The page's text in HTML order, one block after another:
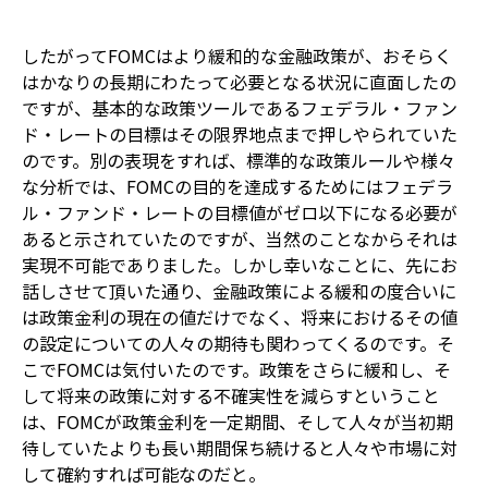
したがってFOMCはより緩和的な金融政策が、おそらく
はかなりの長期にわたって必要となる状況に直面したの
ですが、基本的な政策ツールであるフェデラル・ファン
ド・レートの目標はその限界地点まで押しやられていた
のです。別の表現をすれば、標準的な政策ルールや様々
な分析では、FOMCの目的を達成するためにはフェデラ
ル・ファンド・レートの目標値がゼロ以下になる必要が
あると示されていたのですが、当然のことなからそれは
実現不可能でありました。しかし幸いなことに、先にお
話しさせて頂いた通り、金融政策による緩和の度合いに
は政策金利の現在の値だけでなく、将来におけるその値
の設定についての人々の期待も関わってくるのです。そ
こでFOMCは気付いたのです。政策をさらに緩和し、そ
して将来の政策に対する不確実性を減らすということ
は、FOMCが政策金利を一定期間、そして人々が当初期
待していたよりも長い期間保ち続けると人々や市場に対
して確約すれば可能なのだと。